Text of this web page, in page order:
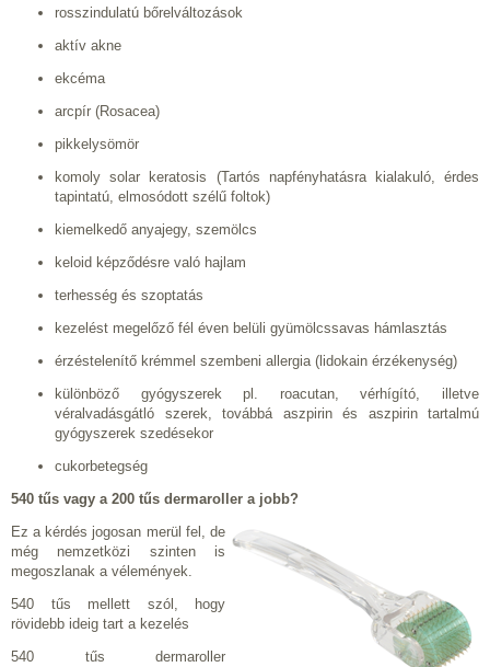
rosszindulatú bőrelváltozások
aktív akne
ekcéma
arcpír (Rosacea)
pikkelysömör
komoly solar keratosis (Tartós napfényhatásra kialakuló, érdes
tapintatú, elmosódott szélű foltok)
kiemelkedő anyajegy, szemölcs
keloid képződésre való hajlam
terhesség és szoptatás
kezelést megelőző fél éven belüli gyümölcssavas hámlasztás
érzéstelenítő krémmel szembeni allergia (lidokain érzékenység)
különböző gyógyszerek pl. roacutan, vérhígító, illetve
véralvadásgátló szerek, továbbá aszpirin és aszpirin tartalmú
gyógyszerek szedésekor
cukorbetegség
540 tűs vagy a 200 tűs dermaroller a jobb?
Ez a kérdés jogosan merül fel, de
még nemzetközi szinten is
megoszlanak a vélemények.
540 tűs mellett szól, hogy
rövidebb ideig tart a kezelés
540 tűs dermaroller